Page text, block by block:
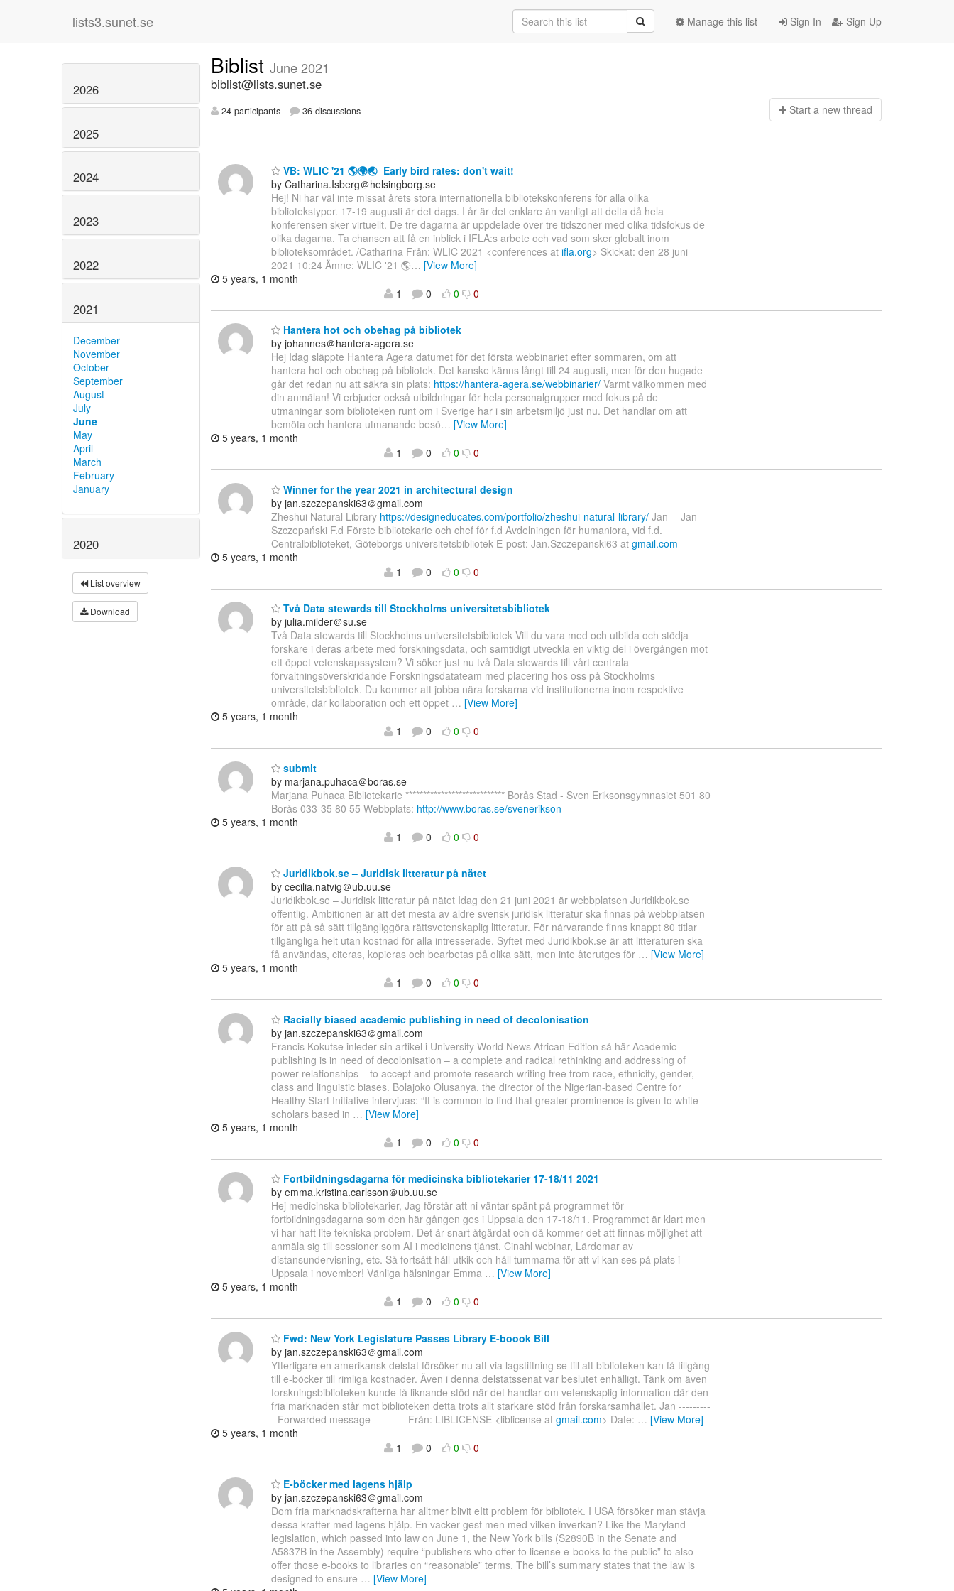
lists3.sunet.se Sign In Sign Up
Manage this list
2026
2025
2024
2023
2022
2021
December
November
October
September
August
July
June
May
April
March
February
January
2020
List overview
Download
Biblist June 2021
biblist@lists.sunet.se
24 participants 36 discussions Start a new thread
VB: WLIC '21 🌎🌍🌏 Early bird rates: don't wait!
by Catharina.Isberg＠helsingborg.se
Hej! Ni har väl inte missat årets stora internationella bibliotekskonferens för alla olika
bibliotekstyper. 17-19 augusti är det dags. I år är det enklare än vanligt att delta då hela
konferensen sker virtuellt. De tre dagarna är uppdelade över tre tidszoner med olika tidsfokus de
olika dagarna. Ta chansen att få en inblick i IFLA:s arbete och vad som sker globalt inom
biblioteksområdet. /Catharina Från: WLIC 2021 <conferences at ifla.org> Skickat: den 28 juni
2021 10:24 Ämne: WLIC '21 🌎… [View More]
5 years, 1 month
1
0 0 0
Hantera hot och obehag på bibliotek
by johannes＠hantera-agera.se
Hej Idag släppte Hantera Agera datumet för det första webbinariet efter sommaren, om att
hantera hot och obehag på bibliotek. Det kanske känns långt till 24 augusti, men för den hugade
går det redan nu att säkra sin plats: https://hantera-agera.se/webbinarier/ Varmt välkommen med
din anmälan! Vi erbjuder också utbildningar för hela personalgrupper med fokus på de
utmaningar som biblioteken runt om i Sverige har i sin arbetsmiljö just nu. Det handlar om att
bemöta och hantera utmanande besö… [View More]
5 years, 1 month
1
0 0 0
Winner for the year 2021 in architectural design
by jan.szczepanski63＠gmail.com
Zheshui Natural Library https://designeducates.com/portfolio/zheshui-natural-library/ Jan -- Jan
Szczepański F.d Förste bibliotekarie och chef för f.d Avdelningen för humaniora, vid f.d.
Centralbiblioteket, Göteborgs universitetsbibliotek E-post: Jan.Szczepanski63 at gmail.com
5 years, 1 month
1
0 0 0
Två Data stewards till Stockholms universitetsbibliotek
by julia.milder＠su.se
Två Data stewards till Stockholms universitetsbibliotek Vill du vara med och utbilda och stödja
forskare i deras arbete med forskningsdata, och samtidigt utveckla en viktig del i övergången mot
ett öppet vetenskapssystem? Vi söker just nu två Data stewards till vårt centrala
förvaltningsöverskridande Forskningsdatateam med placering hos oss på Stockholms
universitetsbibliotek. Du kommer att jobba nära forskarna vid institutionerna inom respektive
område, där kollaboration och ett öppet … [View More]
5 years, 1 month
1
0 0 0
submit
by marjana.puhaca＠boras.se
Marjana Puhaca Bibliotekarie **************************** Borås Stad - Sven Eriksonsgymnasiet 501 80
Borås 033-35 80 55 Webbplats: http://www.boras.se/svenerikson
5 years, 1 month
1
0 0 0
Juridikbok.se – Juridisk litteratur på nätet
by cecilia.natvig＠ub.uu.se
Juridikbok.se – Juridisk litteratur på nätet Idag den 21 juni 2021 är webbplatsen Juridikbok.se
offentlig. Ambitionen är att det mesta av äldre svensk juridisk litteratur ska finnas på webbplatsen
för att på så sätt tillgängliggöra rättsvetenskaplig litteratur. För närvarande finns knappt 80 titlar
tillgängliga helt utan kostnad för alla intresserade. Syftet med Juridikbok.se är att litteraturen ska
få användas, citeras, kopieras och bearbetas på olika sätt, men inte återutges för … [View More]
5 years, 1 month
1
0 0 0
Racially biased academic publishing in need of decolonisation
by jan.szczepanski63＠gmail.com
Francis Kokutse inleder sin artikel i University World News African Edition så här Academic
publishing is in need of decolonisation – a complete and radical rethinking and addressing of
power relationships – to accept and promote research writing free from race, ethnicity, gender,
class and linguistic biases. Bolajoko Olusanya, the director of the Nigerian-based Centre for
Healthy Start Initiative intervjuas: “It is common to find that greater prominence is given to white
scholars based in … [View More]
5 years, 1 month
1
0 0 0
Fortbildningsdagarna för medicinska bibliotekarier 17-18/11 2021
by emma.kristina.carlsson＠ub.uu.se
Hej medicinska bibliotekarier, Jag förstår att ni väntar spänt på programmet för
fortbildningsdagarna som den här gången ges i Uppsala den 17-18/11. Programmet är klart men
vi har haft lite tekniska problem. Det är snart åtgärdat och då kommer det att finnas möjlighet att
anmäla sig till sessioner som AI i medicinens tjänst, Cinahl webinar, Lärdomar av
distansundervisning, etc. Så fortsätt håll utkik och håll tummarna för att vi kan ses på plats i
Uppsala i november! Vänliga hälsningar Emma … [View More]
5 years, 1 month
1
0 0 0
Fwd: New York Legislature Passes Library E-boook Bill
by jan.szczepanski63＠gmail.com
Ytterligare en amerikansk delstat försöker nu att via lagstiftning se till att biblioteken kan få tillgång
till e-böcker till rimliga kostnader. Även i denna delstatssenat var beslutet enhälligt. Tänk om även
forskningsbiblioteken kunde få liknande stöd när det handlar om vetenskaplig information där den
fria marknaden står mot biblioteken detta trots allt starkare stöd från forskarsamhället. Jan ---------
- Forwarded message --------- Från: LIBLICENSE <liblicense at gmail.com> Date: … [View More]
5 years, 1 month
1
0 0 0
E-böcker med lagens hjälp
by jan.szczepanski63＠gmail.com
Dom fria marknadskrafterna har alltmer blivit eItt problem för bibliotek. I USA försöker man stävja
dessa krafter med lagens hjälp. En vacker gest men med vilken inverkan? Like the Maryland
legislation, which passed into law on June 1, the New York bills (S2890B in the Senate and
A5837B in the Assembly) require “publishers who offer to license e-books to the public” to also
offer those e-books to libraries on “reasonable” terms. The bill’s summary states that the law is
designed to ensure … [View More]